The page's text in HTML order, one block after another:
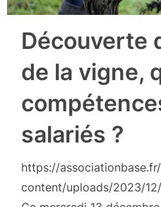
Découverte
de la vigne,
salariés ?
https://
content/uploads/2023/